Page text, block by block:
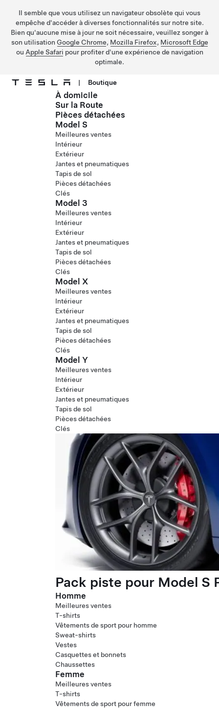
Il semble que vous utilisez un navigateur obsolète qui vous
empêche d'accéder à diverses fonctionnalités sur notre site.
Bien qu'aucune mise à jour ne soit nécessaire, veuillez songer à
son utilisation Google Chrome, Mozilla Firefox, Microsoft Edge
ou Apple Safari pour profiter d'une expérience de navigation
optimale.
Passer au contenu principal
| Boutique
À domicile
Sur la Route
Pièces détachées
Model S
Meilleures ventes
Intérieur
Extérieur
Jantes et pneumatiques
Tapis de sol
Pièces détachées
Clés
Model 3
Meilleures ventes
Intérieur
Extérieur
Jantes et pneumatiques
Tapis de sol
Pièces détachées
Clés
Model X
Meilleures ventes
Intérieur
Extérieur
Jantes et pneumatiques
Tapis de sol
Pièces détachées
Clés
Model Y
Meilleures ventes
Intérieur
Extérieur
Jantes et pneumatiques
Tapis de sol
Pièces détachées
Clés
Pack piste pour Model S
Homme
Meilleures ventes
T-shirts
Vêtements de sport pour homme
Sweat-shirts
Vestes
Casquettes et bonnets
Chaussettes
Femme
Meilleures ventes
T-shirts
Vêtements de sport pour femme